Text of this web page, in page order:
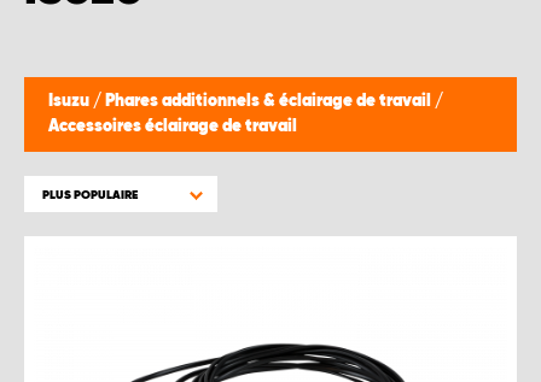
Isuzu / Phares additionnels & éclairage de travail /
Accessoires éclairage de travail
PLUS POPULAIRE
WORK SYSTEM BRUXELLES
WORK SYSTEM LIMBURG-KEMPEN
WORK SYSTEM WEST BY PRO-VAN